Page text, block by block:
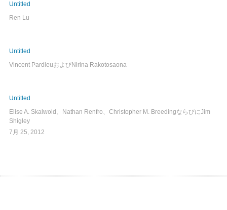
Untitled
Ren Lu
Untitled
Vincent PardieuおよびNirina Rakotosaona
Untitled
Elise A. Skalwold、Nathan Renfro、Christopher M. BreedingならびにJim
Shigley
7月 25, 2012